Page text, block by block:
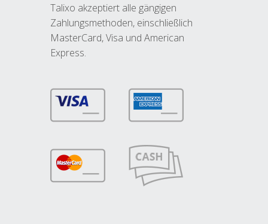
Talixo akzeptiert alle gängigen
Zahlungsmethoden, einschließlich
MasterCard, Visa und American
Express.